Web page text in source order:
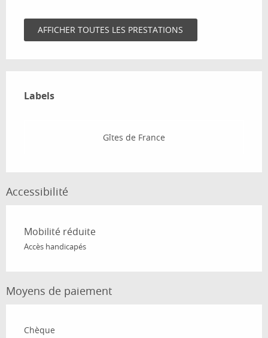
AFFICHER TOUTES LES PRESTATIONS
Labels
Labels
Gîtes de France
Accessibilité
Mobilité réduite
Accès handicapés
Moyens de paiement
Chèque